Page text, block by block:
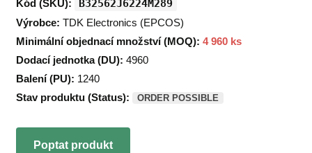
Kód (SKU): B32562J6224M289
Výrobce: TDK Electronics (EPCOS)
Minimální objednací množství (MOQ): 4 960 ks
Dodací jednotka (DU): 4960
Balení (PU): 1240
Stav produktu (Status):
ORDER POSSIBLE
Poptat produkt